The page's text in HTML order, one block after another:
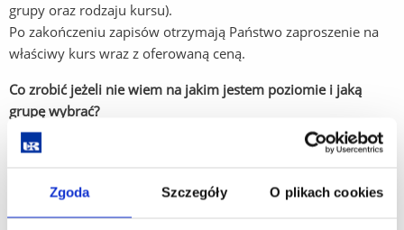
Zgoda Szczegóły O plikach cookies
grupy oraz rodzaju kursu).
Po zakończeniu zapisów otrzymają Państwo zaproszenie na
właściwy kurs wraz z oferowaną ceną.
Co zrobić jeżeli nie wiem na jakim jestem poziomie i jaką
grupę wybrać?
Po pierwsze należy dokonać samooceny używając do tego
tabeli samooceny według skali CEF (Common European
. Następnie wybrać się z wydrukiem do osoby
prowadzącej kurs na wybranym przez Państwa poziomie,